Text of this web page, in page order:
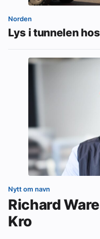
Norden
Lys i tunnelen
Nytt om navn
Richard
Kro